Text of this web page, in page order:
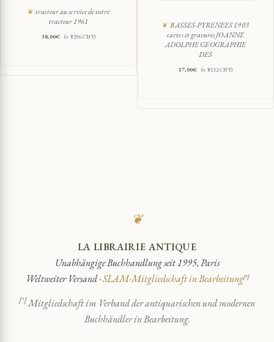
tracteur au service de votre
tracteur 1961
38,00€ (≈ ¥296 CNY)
BASSES-PYRENEES 1903
cartes et gravures JOANNE
ADOLPHE GEOGRAPHIE
DES
17,00€ (≈ ¥132 CNY)
❦
LA LIBRAIRIE ANTIQUE
Unabhängige Buchhandlung seit 1995, Paris
Weltweiter Versand ·SLAM-Mitgliedschaft in Bearbeitung[*]
[*]Mitgliedschaft im Verband der antiquarischen und modernen
Buchhändler in Bearbeitung.